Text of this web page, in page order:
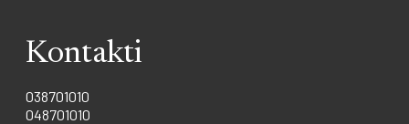
Kontakti
038701010
048701010